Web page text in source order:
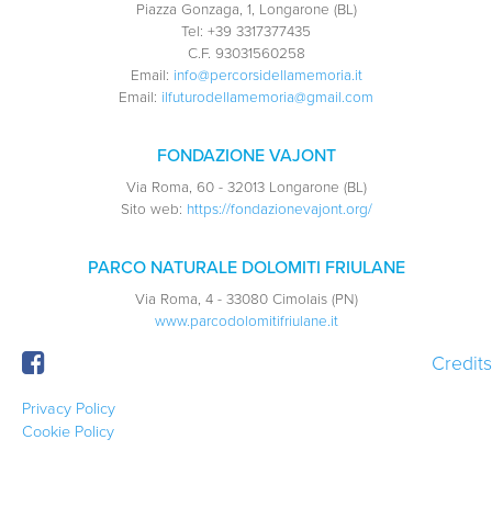
Piazza Gonzaga, 1, Longarone (BL)
Tel: +39 3317377435
C.F. 93031560258
Email: info@percorsidellamemoria.it
Email: ilfuturodellamemoria@gmail.com
FONDAZIONE VAJONT
Via Roma, 60 - 32013 Longarone (BL)
Sito web: https://fondazionevajont.org/
PARCO NATURALE DOLOMITI FRIULANE
Via Roma, 4 - 33080 Cimolais (PN)
www.parcodolomitifriulane.it
Privacy Policy
Cookie Policy
Credits